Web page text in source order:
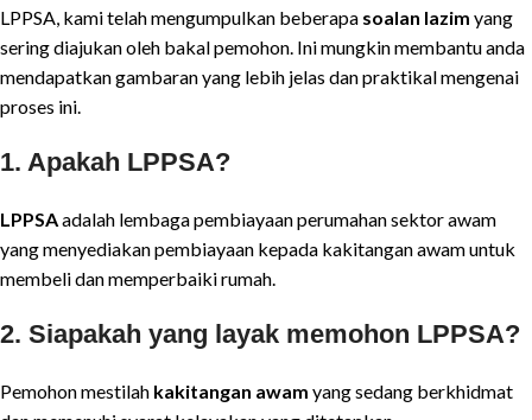
LPPSA, kami telah mengumpulkan beberapa soalan lazim yang
sering diajukan oleh bakal pemohon. Ini mungkin membantu anda
mendapatkan gambaran yang lebih jelas dan praktikal mengenai
proses ini.
1. Apakah LPPSA?
LPPSAadalah lembaga pembiayaan perumahan sektor awam
yang menyediakan pembiayaan kepada kakitangan awam untuk
membeli dan memperbaiki rumah.
2. Siapakah yang layak memohon LPPSA?
Pemohon mestilah kakitangan awam yang sedang berkhidmat